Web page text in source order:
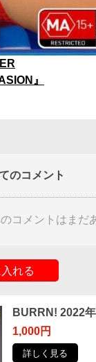
』
のコメント
コメントはまだ
れる
BURRN! 2022
1,000円
詳しく見る